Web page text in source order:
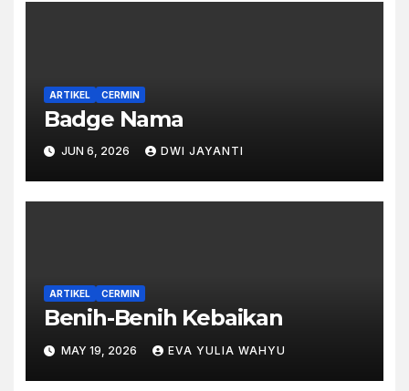
ARTIKEL CERMIN
Badge Nama
JUN 6, 2026 DWI JAYANTI
ARTIKEL CERMIN
Benih-Benih Kebaikan
MAY 19, 2026 EVA YULIA WAHYU